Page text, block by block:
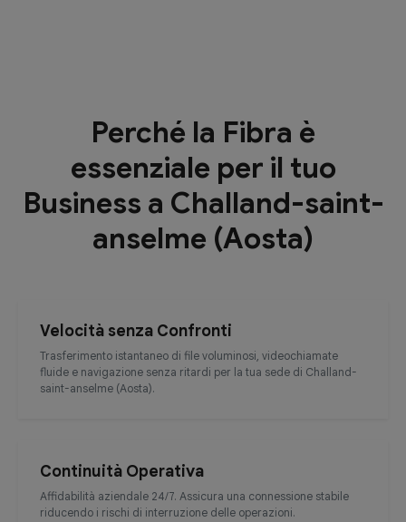
Perché la Fibra è
essenziale per il tuo
Business a Challand-saint-
anselme (Aosta)
Velocità senza Confronti
Trasferimento istantaneo di file voluminosi, videochiamate
fluide e navigazione senza ritardi per la tua sede di Challand-
saint-anselme (Aosta).
Continuità Operativa
Affidabilità aziendale 24/7. Assicura una connessione stabile
riducendo i rischi di interruzione delle operazioni.